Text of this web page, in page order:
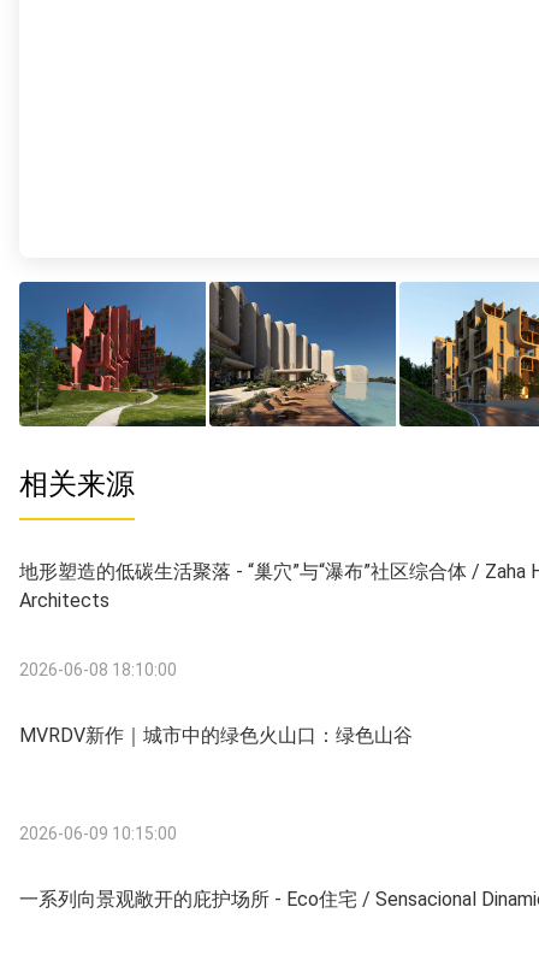
相关来源
地形塑造的低碳生活聚落 - “巢穴”与“瀑布”社区综合体 / Zaha
Architects
2026-06-08 18:10:00
MVRDV新作｜城市中的绿色火山口：绿色山谷
2026-06-09 10:15:00
一系列向景观敞开的庇护场所 - Eco住宅 / Sensacional